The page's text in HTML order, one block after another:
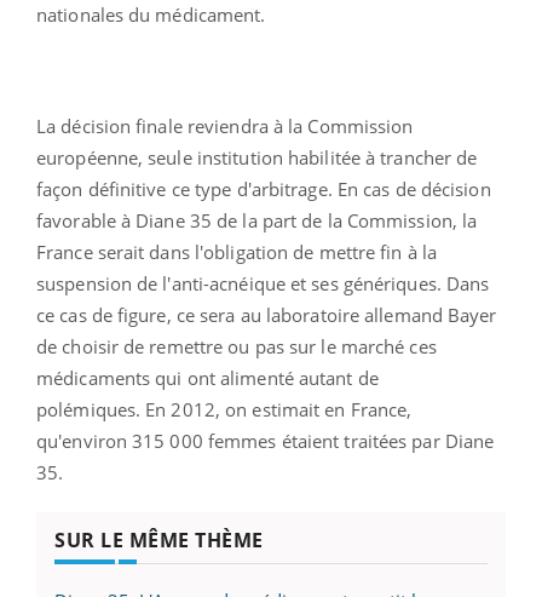
nationales du médicament.
La décision finale reviendra à la Commission
européenne, seule institution habilitée à trancher de
façon définitive ce type d'arbitrage. En cas de décision
favorable à Diane 35 de la part de la Commission, la
France serait dans l'obligation de mettre fin à la
suspension de l'anti-acnéique et ses génériques. Dans
ce cas de figure, ce sera au laboratoire allemand Bayer
de choisir de remettre ou pas sur le marché ces
médicaments qui ont alimenté autant de
polémiques. En 2012, on estimait en France,
qu'environ 315 000 femmes étaient traitées par Diane
35.
SUR LE MÊME THÈME